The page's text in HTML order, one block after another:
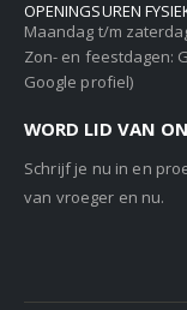
OPENINGSUREN
Maandag t/m
Zon- en feestdagen:
Google profiel)
WORD LID VAN
Schrijf je nu in en
van vroeger en nu.